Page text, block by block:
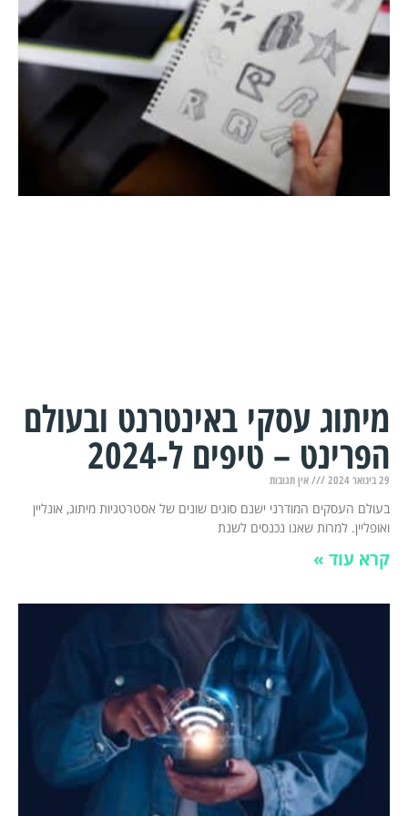
מיתוג עסקי באינטרנט ובעולם
הפרינט – טיפים ל-2024
29 בינואר 2024 אין תגובות
בעולם העסקים המודרני ישנם סוגים שונים של אסטרטגיות מיתוג, אונליין
ואופליין. למרות שאנו נכנסים לשנת
קרא עוד »